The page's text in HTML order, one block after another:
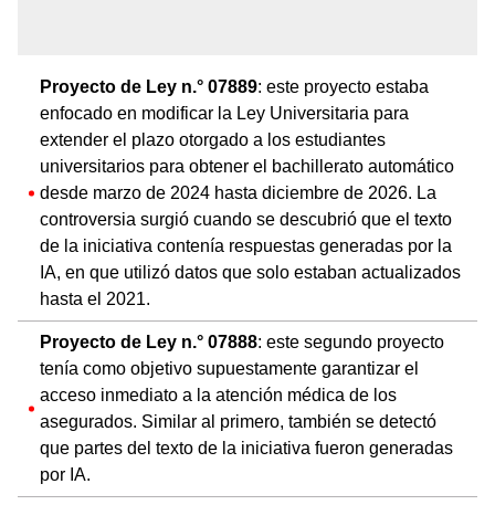
Proyecto de Ley n.° 07889: este proyecto estaba
enfocado en modificar la Ley Universitaria para
extender el plazo otorgado a los estudiantes
universitarios para obtener el bachillerato automático
desde marzo de 2024 hasta diciembre de 2026. La
controversia surgió cuando se descubrió que el texto
de la iniciativa contenía respuestas generadas por la
IA, en que utilizó datos que solo estaban actualizados
hasta el 2021.
Proyecto de Ley n.° 07888: este segundo proyecto
tenía como objetivo supuestamente garantizar el
acceso inmediato a la atención médica de los
asegurados. Similar al primero, también se detectó
que partes del texto de la iniciativa fueron generadas
por IA.